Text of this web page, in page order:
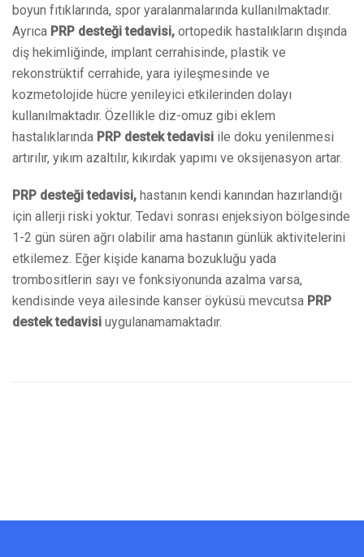
boyun fıtıklarında, spor yaralanmalarında kullanılmaktadır.
Ayrıca PRP desteği tedavisi, ortopedik hastalıkların dışında
diş hekimliğinde, implant cerrahisinde, plastik ve
rekonstrüktif cerrahide, yara iyileşmesinde ve
kozmetolojide hücre yenileyici etkilerinden dolayı
kullanılmaktadır. Özellikle diz-omuz gibi eklem
hastalıklarında PRP destek tedavisi ile doku yenilenmesi
artırılır, yıkım azaltılır, kıkırdak yapımı ve oksijenasyon artar.
PRP desteği tedavisi, hastanın kendi kanından hazırlandığı
için allerji riski yoktur. Tedavi sonrası enjeksiyon bölgesinde
1-2 gün süren ağrı olabilir ama hastanın günlük aktivitelerini
etkilemez. Eğer kişide kanama bozukluğu yada
trombositlerin sayı ve fonksiyonunda azalma varsa,
kendisinde veya ailesinde kanser öyküsü mevcutsa PRP
destek tedavisi uygulanamamaktadır.